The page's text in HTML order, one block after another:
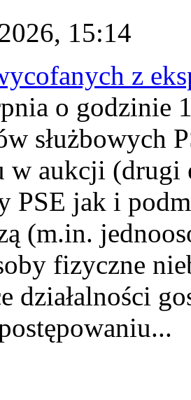
15:14
z
o godzinie
służbowych
w aukcji (drugi
PSE jak i
(m.in.
fizyczne
działalności